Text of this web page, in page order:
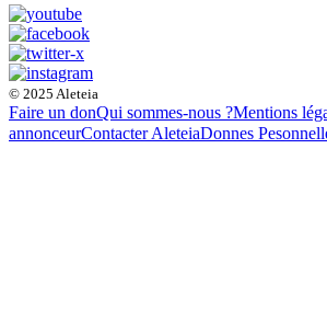
© 2025 Aleteia
Faire un donQui sommes-nous ?Mentions
annonceurContacter AleteiaDonnes